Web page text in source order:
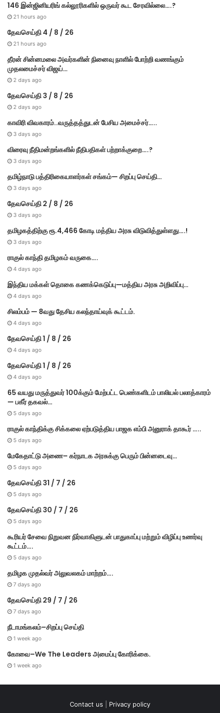
146 இன்ஜினியரிங் கல்லூரிகளில் ஒருவர் கூட சேரவில்லை….?
21 hours ago
தேவசெய்தி 4 / 8 / 26
21 hours ago
தீரன் சின்னமலை அவர்களின் நினைவு நாளில் போற்றி வணங்கும்
முதலமைச்சர் விஜய்…
2 days ago
தேவசெய்தி 3 / 8 / 26
2 days ago
காவிரி விவகாரம்..வருத்தத்துடன் பேசிய அமைச்சர்…..
3 days ago
விரைவு நீதிமன்றங்களில் நீதிபதிகள் பற்றாக்குறை….?
3 days ago
தமிழ்நாடு பத்திரிகையாளர்கள் சங்கம்— சிறப்பு செய்தி…
3 days ago
தேவசெய்தி 2 / 8 / 26
3 days ago
தமிழகத்திற்கு ரூ.4,466 கோடி மத்திய அரசு விடுவித்துள்ளது….!
3 days ago
ராகுல் காந்தி தமிழகம் வருகை….
4 days ago
இந்திய மக்கள் தொகை கணக்கெடுப்பு—மத்திய அரசு அறிவிப்பு…
4 days ago
சிலம்பம் — 8வது தேசிய கலந்தாய்வுக் கூட்டம்.
4 days ago
தேவசெய்தி 1 / 8 / 26
4 days ago
தேவசெய்தி 1 / 8 / 26
4 days ago
65 வயது மருத்துவர் 100க்கும் மேற்பட்ட பெண்களிடம் பாலியல் பலாத்காரம்
— பகீர் தகவல்…
5 days ago
ராகுல் காந்திக்கு சிக்கலை ஏற்படுத்திய பாஜக எம்பி அனுராக் தாகூர் …..
5 days ago
மேகே​தாட்டு அணை– கர்​நாடக அரசுக்கு பெரும் பின்​னடைவு…
5 days ago
தேவசெய்தி 31 / 7 / 26
5 days ago
தேவசெய்தி 30 / 7 / 26
5 days ago
கூரியர் சேவை நிறுவன நிர்வாகிளுடன் பாதுகாப்பு மற்றும் விழிப்பு உணர்வு
கூட்டம்….
5 days ago
தமிழக முதல்​வர் அலு​வல​கம் மாற்றம்….
7 days ago
தேவசெய்தி 29 / 7 / 26
7 days ago
நீடாமங்கலம்–சிறப்பு செய்தி
1 week ago
கோவை–We The Leaders அமைப்பு கோரிக்கை.
1 week ago
Contact us Privacy policy